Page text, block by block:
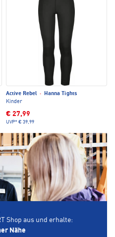
Active Rebel ·
Hanna Tights
Kinder
€ 27,99
UVP* € 39,99
Shop aus und erhalte:
Nähe